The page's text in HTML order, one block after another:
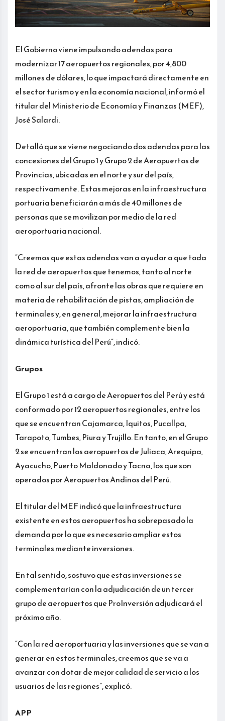
El Gobierno viene impulsando adendas para
modernizar 17 aeropuertos regionales, por 4,800
millones de dólares, lo que impactará directamente en
el sector turismo y en la economía nacional, informó el
titular del Ministerio de Economía y Finanzas (MEF),
José Salardi.
Detalló que se viene negociando dos adendas para las
concesiones del Grupo 1 y Grupo 2 de Aeropuertos de
Provincias, ubicadas en el norte y sur del país,
respectivamente. Estas mejoras en la infraestructura
portuaria beneficiarán a más de 40 millones de
personas que se movilizan por medio de la red
aeroportuaria nacional.
“Creemos que estas adendas van a ayudar a que toda
la red de aeropuertos que tenemos, tanto al norte
como al sur del país, afronte las obras que requiere en
materia de rehabilitación de pistas, ampliación de
terminales y, en general, mejorar la infraestructura
aeroportuaria, que también complemente bien la
dinámica turística del Perú”, indicó.
Grupos
El Grupo 1 está a cargo de Aeropuertos del Perú y está
conformado por 12 aeropuertos regionales, entre los
que se encuentran Cajamarca, Iquitos, Pucallpa,
Tarapoto, Tumbes, Piura y Trujillo. En tanto, en el Grupo
2 se encuentran los aeropuertos de Juliaca, Arequipa,
Ayacucho, Puerto Maldonado y Tacna, los que son
operados por Aeropuertos Andinos del Perú.
El titular del MEF indicó que la infraestructura
existente en estos aeropuertos ha sobrepasado la
demanda por lo que es necesario ampliar estos
terminales mediante inversiones.
En tal sentido, sostuvo que estas inversiones se
complementarían con la adjudicación de un tercer
grupo de aeropuertos que ProInversión adjudicará el
próximo año.
“Con la red aeroportuaria y las inversiones que se van a
generar en estos terminales, creemos que se va a
avanzar con dotar de mejor calidad de servicio a los
usuarios de las regiones”, explicó.
APP